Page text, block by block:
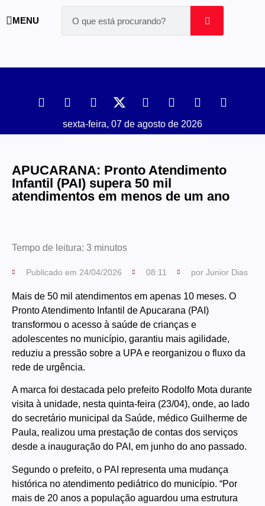
MENU
sexta-feira, 07 de agosto de 2026
APUCARANA: Pronto Atendimento
Infantil (PAI) supera 50 mil
atendimentos em menos de um ano
Tempo de leitura: 3 minutos
Publicado em 24/04/2026 08:11 por Junior Dias
Mais de 50 mil atendimentos em apenas 10 meses. O
Pronto Atendimento Infantil de Apucarana (PAI)
transformou o acesso à saúde de crianças e
adolescentes no município, garantiu mais agilidade,
reduziu a pressão sobre a UPA e reorganizou o fluxo da
rede de urgência.
A marca foi destacada pelo prefeito Rodolfo Mota durante
visita à unidade, nesta quinta-feira (23/04), onde, ao lado
do secretário municipal da Saúde, médico Guilherme de
Paula, realizou uma prestação de contas dos serviços
desde a inauguração do PAI, em junho do ano passado.
Segundo o prefeito, o PAI representa uma mudança
histórica no atendimento pediátrico do município. “Por
mais de 20 anos a população aguardou uma estrutura